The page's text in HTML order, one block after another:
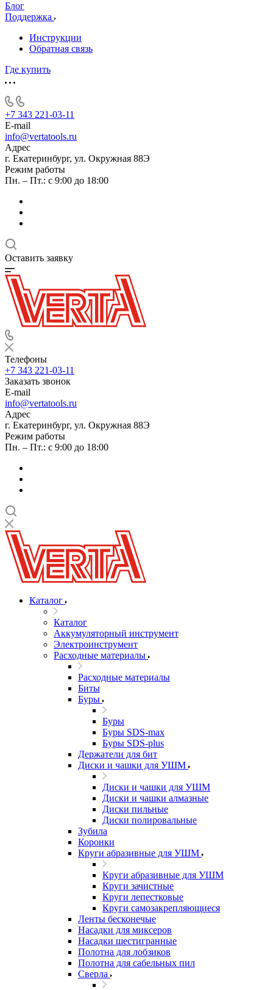
Блог
Поддержка
Инструкции
Обратная связь
Где купить
+7 343 221-03-11
E-mail
info@vertatools.ru
Адрес
г. Екатеринбург, ул. Окружная 88Э
Режим работы
Пн. – Пт.: с 9:00 до 18:00
Оставить заявку
Телефоны
+7 343 221-03-11
Заказать звонок
E-mail
info@vertatools.ru
Адрес
г. Екатеринбург, ул. Окружная 88Э
Режим работы
Пн. – Пт.: с 9:00 до 18:00
Каталог
Каталог
Аккумуляторный инструмент
Электроинструмент
Расходные материалы
Расходные материалы
Биты
Буры
Буры
Буры SDS-max
Буры SDS-plus
Держатели для бит
Диски и чашки для УШМ
Диски и чашки для УШМ
Диски и чашки алмазные
Диски пильные
Диски полировальные
Зубила
Коронки
Круги абразивные для УШМ
Круги абразивные для УШМ
Круги зачистные
Круги лепестковые
Круги самозакрепляющиеся
Ленты бесконечые
Насадки для миксеров
Насадки шестигранные
Полотна для лобзиков
Полотна для сабельных пил
Сверла